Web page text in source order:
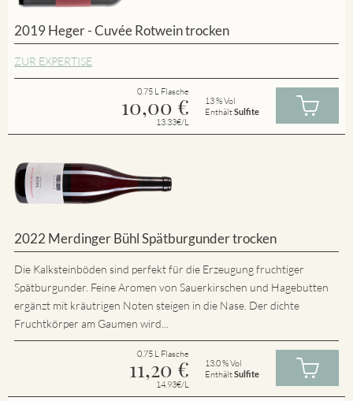
2019 Heger - Cuvée Rotwein trocken
ZUR EXPERTISE
0.75 L Flasche
10,00 €
13.33€/L
13 % Vol
EnthältSulfite
2022 Merdinger Bühl Spätburgunder trocken
Die Kalksteinböden sind perfekt für die Erzeugung fruchtiger
Spätburgunder. Feine Aromen von Sauerkirschen und Hagebutten
ergänzt mit kräutrigen Noten steigen in die Nase. Der dichte
Fruchtkörper am Gaumen wird...
0.75 L Flasche
11,20 €
14.93€/L
13.0 % Vol
EnthältSulfite